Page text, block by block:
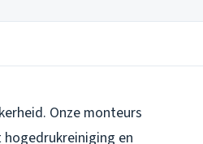
Onze monteurs
en